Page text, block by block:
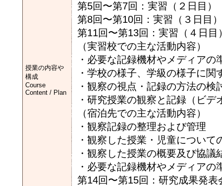
授業の内容や
構成
Course
Content / Plan
第5回〜第7回：実習（２日目）
第8回〜第10回：実習（３日目
第11回〜第13回：実習（４日目
（実習校での主な活動内容）
・必要な記録機材やメディアの
・学校の様子、学級の様子に
・観察の視点・記録の方法の検
・研究授業の観察と記録（ビ
（宿泊先での主な活動内容）
・観察記録の整理および管理
・観察した授業・児童について
・観察した授業の概要及び協議
・必要な記録機材やメディアの
第14回〜第15回：研究成果発